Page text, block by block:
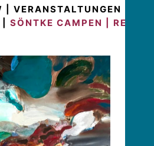
VERANSTALTUNGEN
SÖNTKE CAMPEN |